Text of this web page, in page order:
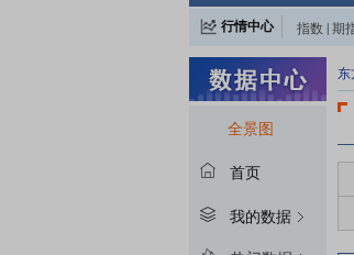
行情中心 指数 期
全景图
首页
我的数据
东